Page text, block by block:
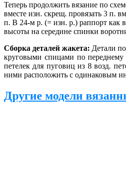
Теперь продолжить вязание по
вместе изн. скрещ. провязать 3 п.
п. В 24-м р. (= изн. р.) раппорт как
высоты на середине спинки
Сборка деталей жакета: Детали
круговыми спицами по переднему
петелек для пуговиц из 8 возд.
ними расположить с одинаковым
Другие модели